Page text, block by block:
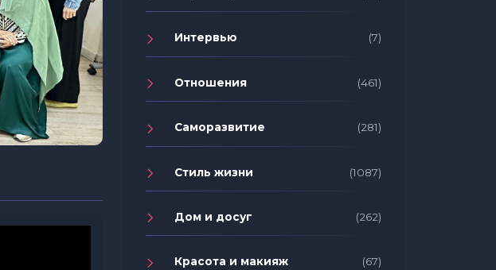
Интервью (7)
Отношения (461)
Саморазвитие (281)
Стиль жизни (1087)
Дом и досуг (262)
Красота и макияж (67)